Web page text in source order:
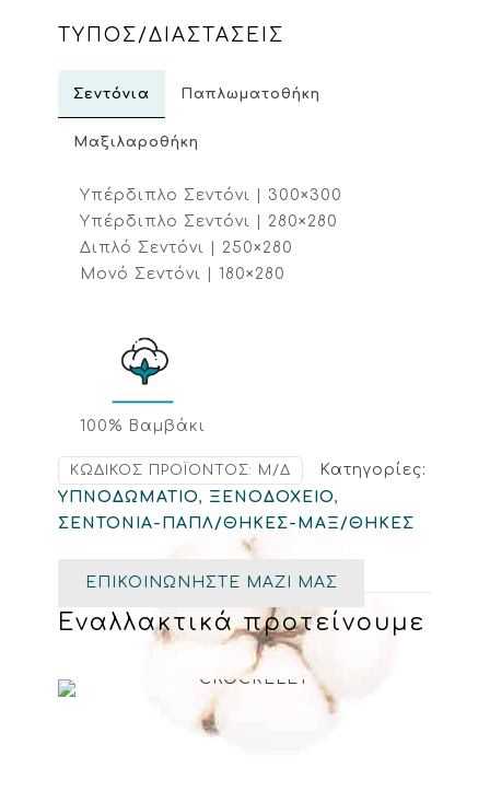
ΤΥΠΟΣ/ΔΙΑΣΤΑΣΕΙΣ
Σεντόνια Παπλωματοθήκη
Μαξιλαροθήκη
Υπέρδιπλο Σεντόνι | 300×300
Υπέρδιπλο Σεντόνι | 280×280
Διπλό Σεντόνι | 250×280
Μονό Σεντόνι | 180×280
100% Βαμβάκι
ΚΩΔΙΚΌΣ ΠΡΟΪΌΝΤΟΣ: Μ/Δ
Κατηγορίες:
ΥΠΝΟΔΩΜΑΤΙΟ, ΞΕΝΟΔΟΧΕΙΟ,
ΣΕΝΤΟΝΙΑ-ΠΑΠΛ/ΘΗΚΕΣ-ΜΑΞ/ΘΗΚΕΣ
ΕΠΙΚΟΙΝΩΝΗΣΤΕ ΜΑΖΙ ΜΑΣ
Εναλλακτικά προτείνουμε